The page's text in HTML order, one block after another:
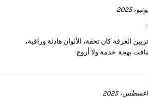
الغرفة كان تحفة، الألوان هادئة وراقية،
بهجة. خدمة ولا أروع!